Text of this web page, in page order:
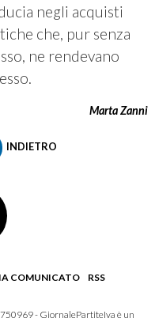
negli acquisti
che, pur senza
ne rendevano
Marta Zanni
INDIETRO
COMUNICATO RSS
- GiornalePartiteIva è un